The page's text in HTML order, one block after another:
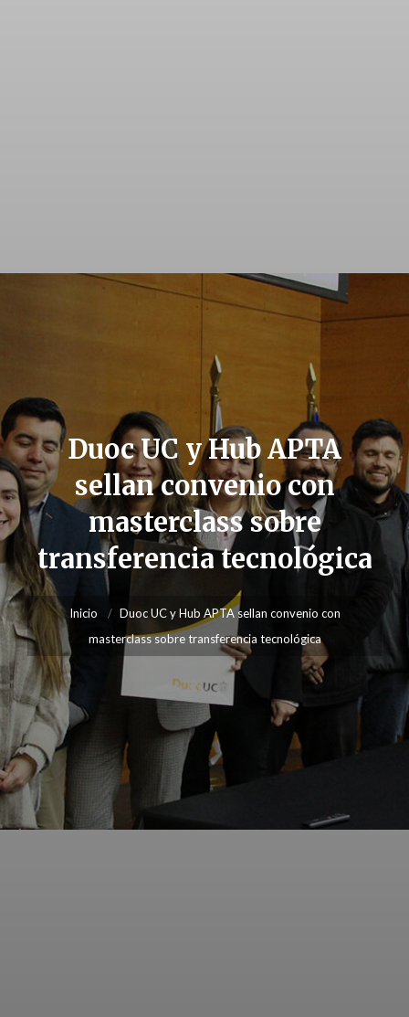
Duoc UC y Hub APTA
sellan convenio con
masterclass sobre
transferencia tecnológica
Inicio
Duoc UC y Hub APTA sellan convenio con
masterclass sobre transferencia tecnológica